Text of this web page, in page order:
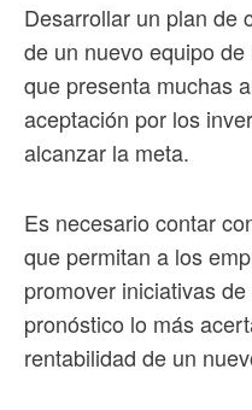
Desarrollar un plan de
de un nuevo equipo
que presenta muchas
aceptación por los
alcanzar la meta.
Es necesario contar
que permitan a los
promover iniciativas
pronóstico lo más
rentabilidad de un